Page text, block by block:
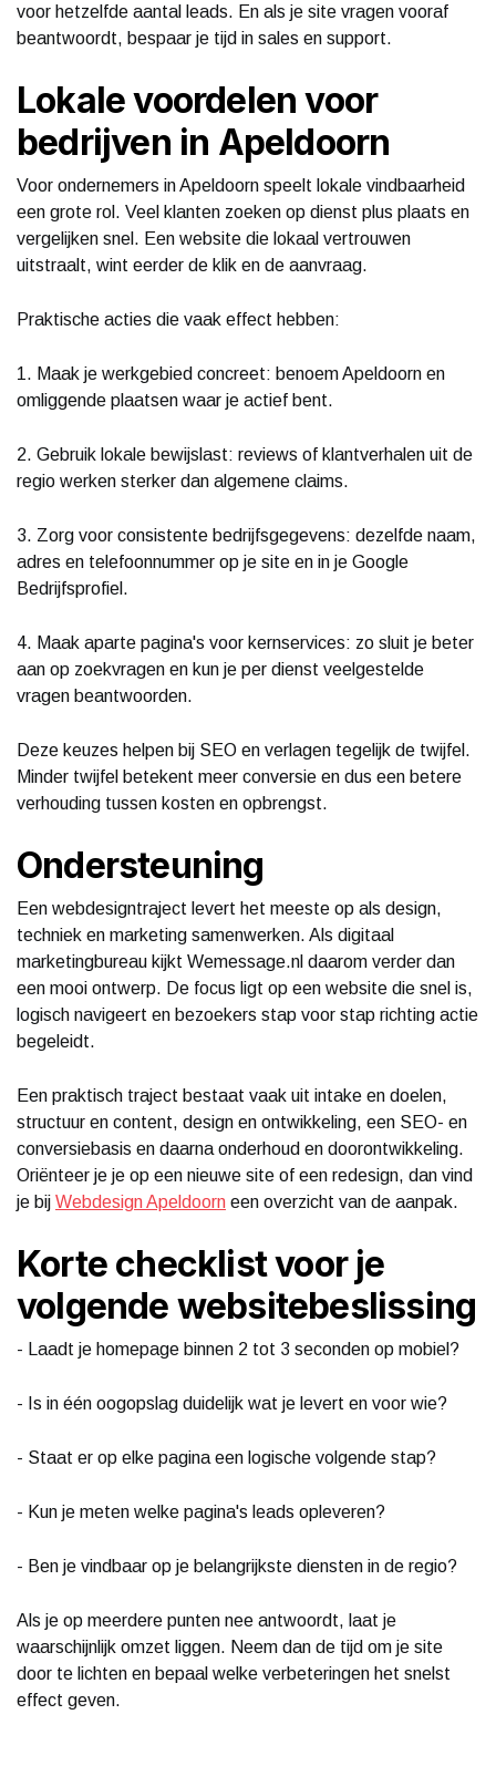
voor hetzelfde aantal leads. En als je site vragen vooraf
beantwoordt, bespaar je tijd in sales en support.
Lokale voordelen voor
bedrijven in Apeldoorn
Voor ondernemers in Apeldoorn speelt lokale vindbaarheid
een grote rol. Veel klanten zoeken op dienst plus plaats en
vergelijken snel. Een website die lokaal vertrouwen
uitstraalt, wint eerder de klik en de aanvraag.
Praktische acties die vaak effect hebben:
1. Maak je werkgebied concreet: benoem Apeldoorn en
omliggende plaatsen waar je actief bent.
2. Gebruik lokale bewijslast: reviews of klantverhalen uit de
regio werken sterker dan algemene claims.
3. Zorg voor consistente bedrijfsgegevens: dezelfde naam,
adres en telefoonnummer op je site en in je Google
Bedrijfsprofiel.
4. Maak aparte pagina's voor kernservices: zo sluit je beter
aan op zoekvragen en kun je per dienst veelgestelde
vragen beantwoorden.
Deze keuzes helpen bij SEO en verlagen tegelijk de twijfel.
Minder twijfel betekent meer conversie en dus een betere
verhouding tussen kosten en opbrengst.
Ondersteuning
Een webdesigntraject levert het meeste op als design,
techniek en marketing samenwerken. Als digitaal
marketingbureau kijkt Wemessage.nl daarom verder dan
een mooi ontwerp. De focus ligt op een website die snel is,
logisch navigeert en bezoekers stap voor stap richting actie
begeleidt.
Een praktisch traject bestaat vaak uit intake en doelen,
structuur en content, design en ontwikkeling, een SEO- en
conversiebasis en daarna onderhoud en doorontwikkeling.
Oriënteer je je op een nieuwe site of een redesign, dan vind
je bij Webdesign Apeldoorn een overzicht van de aanpak.
Korte checklist voor je
volgende websitebeslissing
- Laadt je homepage binnen 2 tot 3 seconden op mobiel?
- Is in één oogopslag duidelijk wat je levert en voor wie?
- Staat er op elke pagina een logische volgende stap?
- Kun je meten welke pagina's leads opleveren?
- Ben je vindbaar op je belangrijkste diensten in de regio?
Als je op meerdere punten nee antwoordt, laat je
waarschijnlijk omzet liggen. Neem dan de tijd om je site
door te lichten en bepaal welke verbeteringen het snelst
effect geven.